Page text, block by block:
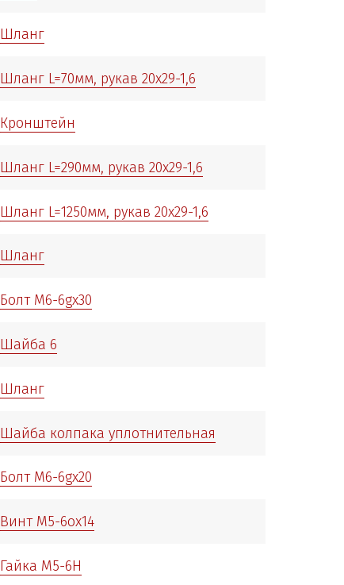
Шланг
Шланг L=70мм, рукав 20х29-1,6
Кронштейн
Шланг L=290мм, рукав 20х29-1,6
Шланг L=1250мм, рукав 20х29-1,6
Шланг
Болт М6-6gх30
Шайба 6
Шланг
Шайба колпака уплотнительная
Болт М6-6gх20
Винт М5-6ох14
Гайка М5-6Н